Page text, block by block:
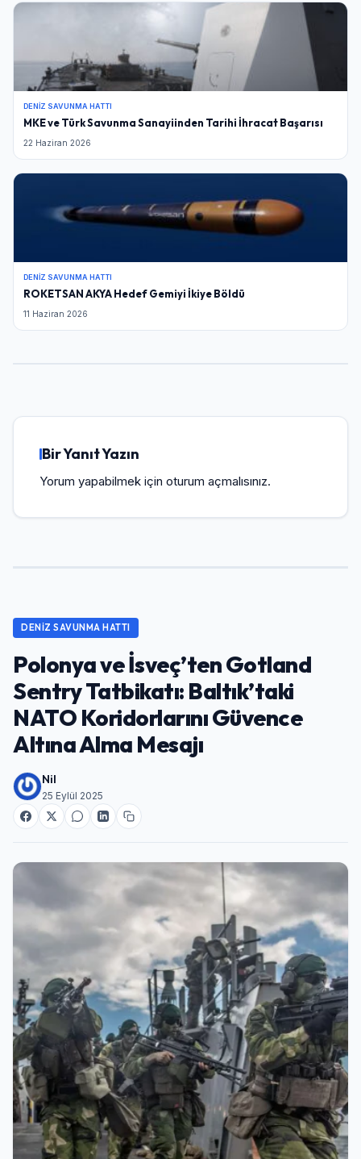
DENIZ SAVUNMA HATTI
MKE ve Türk Savunma Sanayiinden Tarihi İhracat Başarısı
22 Haziran 2026
DENIZ SAVUNMA HATTI
ROKETSAN AKYA Hedef Gemiyi İkiye Böldü
11 Haziran 2026
Bir Yanıt Yazın
Yorum yapabilmek için oturum açmalısınız.
DENIZ SAVUNMA HATTI
Polonya ve İsveç’ten Gotland
Sentry Tatbikatı: Baltık’taki
NATO Koridorlarını Güvence
Altına Alma Mesajı
Nil
25 Eylül 2025